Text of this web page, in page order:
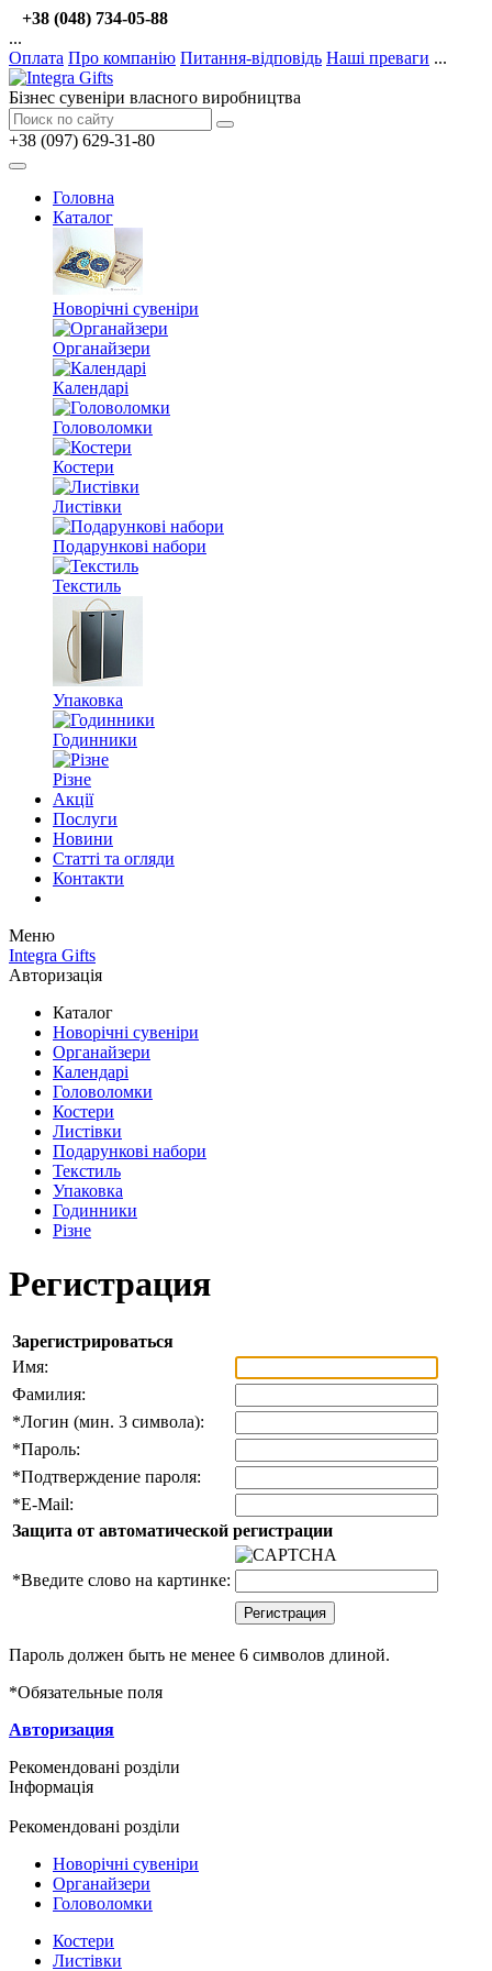
+38 (048) 734-05-88
...
Оплата Про компанію Питання-відповідь Наші преваги ...
Бізнес сувеніри власного виробництва
+38 (097) 629-31-80
Головна
Каталог
Новорічні сувеніри
Органайзери
Календарі
Головоломки
Костери
Листівки
Подарункові набори
Текстиль
Упаковка
Годинники
Різне
Акції
Послуги
Новини
Статті та огляди
Контакти
Меню
Integra Gifts
Авторизація
Каталог
Новорічні сувеніри
Органайзери
Календарі
Головоломки
Костери
Листівки
Подарункові набори
Текстиль
Упаковка
Годинники
Різне
Регистрация
Зарегистрироваться
Имя:
Фамилия:
*Логин (мин. 3 символа):
*Пароль:
*Подтверждение пароля:
*E-Mail:
Защита от автоматической регистрации
*Введите слово на картинке:
Пароль должен быть не менее 6 символов длиной.
*Обязательные поля
Авторизация
Рекомендовані розділи
Інформація
Рекомендовані розділи
Новорічні сувеніри
Органайзери
Головоломки
Костери
Листівки